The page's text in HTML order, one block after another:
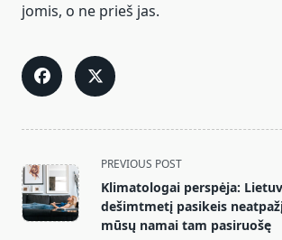
jomis, o ne prieš jas.
<span
class="nav-
subtitle
screen-
PREVIOUS POST
​​Klimatologai perspėja:
dešimtmetį pasikeis
mūsų namai tam pasiruošę